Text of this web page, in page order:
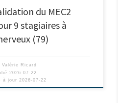
du MEC2
9 stagiaires à
(79)
Valérie Ricard
2026-07-22
à jour 2026-07-22